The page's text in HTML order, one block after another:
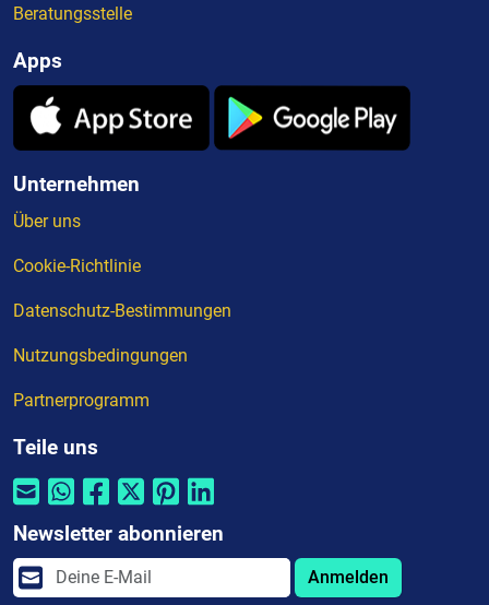
Beratungsstelle
Apps
Unternehmen
Über uns
Cookie-Richtlinie
Datenschutz-Bestimmungen
Nutzungsbedingungen
Partnerprogramm
Teile uns
Newsletter abonnieren
Anmelden